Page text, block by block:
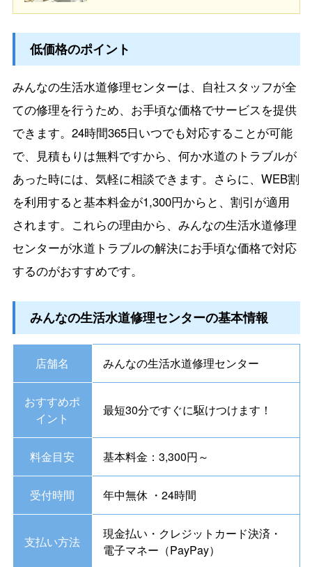
低価格のポイント
みんなの生活水道修理センターは、自社スタッフが全
ての修理を行うため、お手頃な価格でサービスを提供
できます。24時間365日いつでも対応することが可能
で、見積もりは無料ですから、何か水道のトラブルが
あった時には、気軽に相談できます。さらに、WEB割
を利用すると基本料金が1,300円からと、割引が適用
されます。これらの理由から、みんなの生活水道修理
センターが水道トラブルの解決にお手頃な価格で対応
するのがおすすめです。
みんなの生活水道修理センターの基本情報
店舗名 みんなの生活水道修理センター
おすすめポ
イント
最短30分ですぐに駆けつけます！
料金目安 基本料金：3,300円～
受付時間 年中無休 ・24時間
支払い方法
現金払い・クレジットカード決済・
電子マネー（PayPay）